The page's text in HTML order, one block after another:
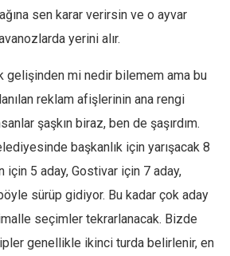
sen karar verirsin ve o ayvar
yerini alır.
gelişinden mi nedir bilemem ama bu
reklam afişlerinin ana rengi
şaşkın biraz, ben de şaşırdım.
başkanlık için yarışacak 8
için 5 aday, Gostivar için 7 aday,
sürüp gidiyor. Bu kadar çok aday
seçimler tekrarlanacak. Bizde
genellikle ikinci turda belirlenir, en